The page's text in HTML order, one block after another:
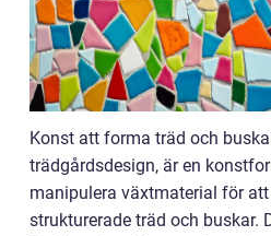
Konst att forma träd och
trädgårdsdesign, är en
manipulera växtmaterial för
strukturerade träd och buskar.